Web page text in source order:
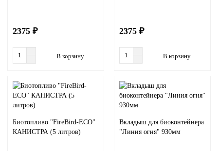
2375 ₽
В корзину
2375 ₽
В корзину
Биотопливо "FireBird-ECO"
КАНИСТРА (5 литров)
Вкладыш для биоконтейнера
"Линия огня" 930мм